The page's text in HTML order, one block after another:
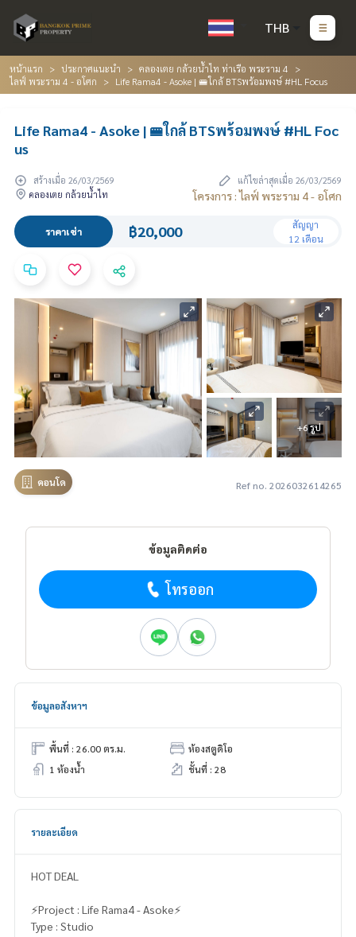
THB
หน้าแรก ประกาศแนะนำ
คลองเตย กล้วยน้ำไท ท่าเรือ พระราม 4
ไลฟ์ พระราม 4 - อโศก
Life Rama4 - Asoke | 🚝ใกล้ BTSพร้อมพงษ์ #HL Focus
Life Rama4 - Asoke | 🚝ใกล้ BTSพร้อมพงษ์ #HL Foc
us
สร้างเมื่อ 26/03/2569
แก้ไขล่าสุดเมื่อ 26/03/2569
คลองเตย กล้วยน้ำไท
โครงการ : ไลฟ์ พระราม 4 - อโศก
ราคาเช่า ฿20,000
สัญญา
12 เดือน
+6 รูป
คอนโด Ref no. 2026032614265
ข้อมูลติดต่อ
โทรออก
ข้อมูลอสังหาฯ
พื้นที่ : 26.00 ตร.ม.
ห้องสตูดิโอ
1 ห้องน้ำ
ชั้นที่ : 28
รายละเอียด
HOT DEAL
⚡️Project : Life Rama4 - Asoke⚡️
Type : Studio